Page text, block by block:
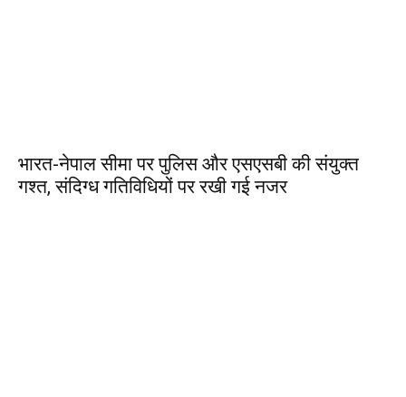
भारत-नेपाल सीमा पर पुलिस और एसएसबी की संयुक्त
गश्त, संदिग्ध गतिविधियों पर रखी गई नजर